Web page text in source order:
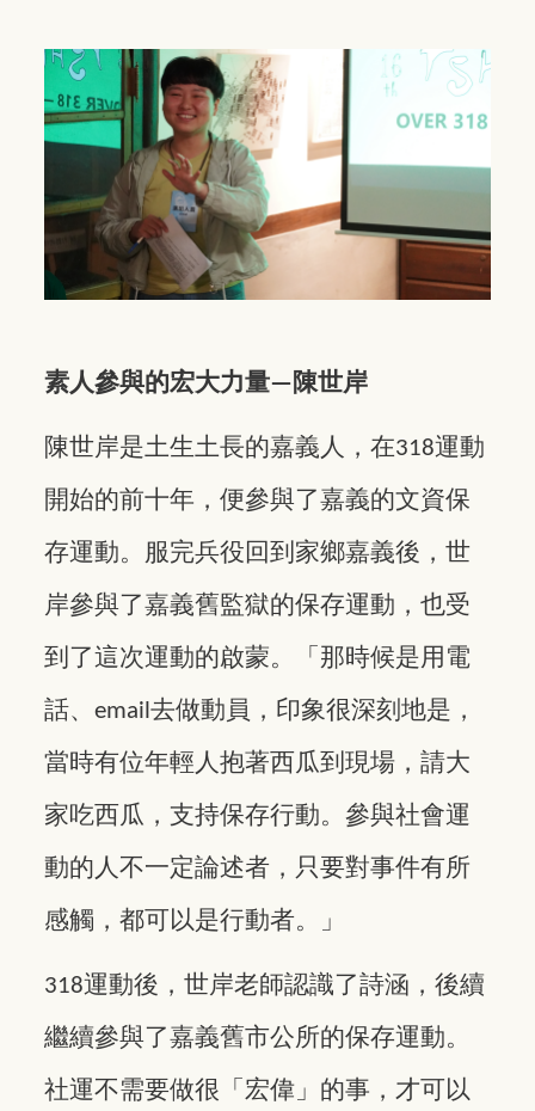
素人參與的宏大力量—陳世岸
陳世岸是土生土長的嘉義人，在318運動
開始的前十年，便參與了嘉義的文資保
存運動。服完兵役回到家鄉嘉義後，世
岸參與了嘉義舊監獄的保存運動，也受
到了這次運動的啟蒙。「那時候是用電
話、 email 去做動員，印象很深刻地是，
當時有位年輕人抱著西瓜到現場，請大
家吃西瓜，支持保存行動。參與社會運
動的人不一定論述者，只要對事件有所
感觸，都可以是行動者。」
318運動後，世岸老師認識了詩涵，後續
繼續參與了嘉義舊市公所的保存運動。
社運不需要做很「宏偉」的事，才可以